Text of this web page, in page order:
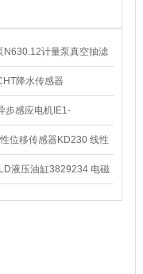
N630.12计量泵真空抽滤
降水传感器
仪
步感应电机IE1-
位移传感器KD230 线性
液压油缸3829234 电磁